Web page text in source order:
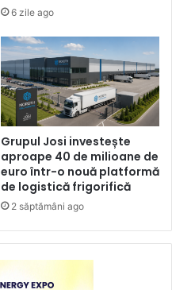
6 zile ago
Grupul Josi investește
aproape 40 de milioane de
euro într-o nouă platformă
de logistică frigorifică
2 săptămâni ago